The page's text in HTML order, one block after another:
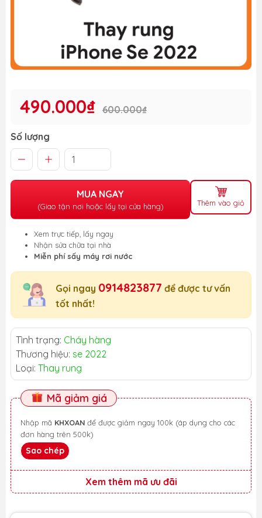
490.000₫ 600.000₫
Số lượng
MUA NGAY
(Giao tận nơi hoặc lấy tại cửa hàng) Thêm vào giỏ
Xem trực tiếp, lấy ngay
Nhận sửa chữa tại nhà
Miễn phí sấy máy rơi nước
Gọi ngay 0914823877 để được tư vấn
tốt nhất!
Tình trạng: Cháy hàng
Thương hiệu: se 2022
Loại: Thay rung
Mã giảm giá
Nhập mã KHXOAN
đơn hàng trên 500k)
Sao chép
Xem thêm mã ưu đãi